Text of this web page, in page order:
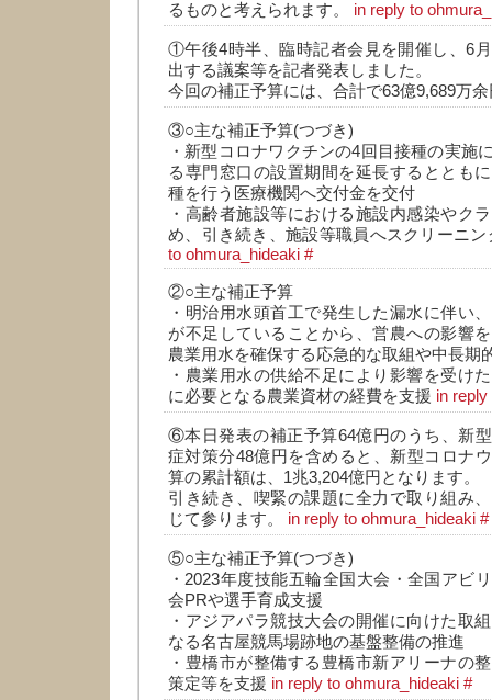
るものと考えられます。 in reply to
①午後4時半、臨時記者会見を開催し、6
出する議案等を記者発表しました。
今回の補正予算には、合計で63億9,689万
③○主な補正予算(つづき)
・新型コロナワクチンの4回目接種の実施
る専門窓口の設置期間を延長するととも
種を行う医療機関へ交付金を交付
・高齢者施設等における施設内感染やク
め、引き続き、施設等職員へスクリーニ
to ohmura_hideaki #
②○主な補正予算
・明治用水頭首工で発生した漏水に伴い
が不足していることから、営農への影響
農業用水を確保する応急的な取組や中長期
・農業用水の供給不足により影響を受け
に必要となる農業資材の経費を支援 in
⑥本日発表の補正予算64億円のうち、新
症対策分48億円を含めると、新型コロナ
算の累計額は、1兆3,204億円となります。
引き続き、喫緊の課題に全力で取り組み
じて参ります。 in reply to ohmura_hideaki #
⑤○主な補正予算(つづき)
・2023年度技能五輪全国大会・全国アビ
会PRや選手育成支援
・アジアパラ競技大会の開催に向けた取
なる名古屋競馬場跡地の基盤整備の推進
・豊橋市が整備する豊橋市新アリーナの
策定等を支援 in reply to ohmura_hideaki #